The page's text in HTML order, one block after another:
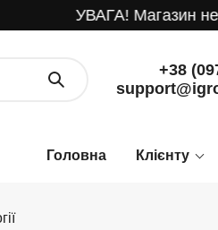
УВАГА! Магазин не
+38
Клієнту